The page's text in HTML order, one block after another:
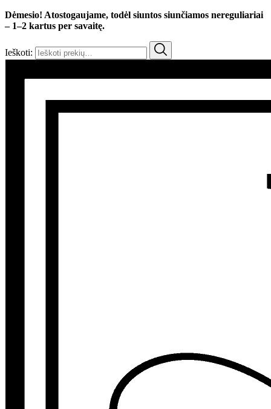
Dėmesio! Atostogaujame, todėl siuntos siunčiamos nereguliariai
– 1–2 kartus per savaitę.
Ieškoti: